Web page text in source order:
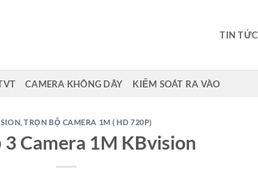
TIN TỨC
CAMERA KHÔNG DÂY KIỂM SOÁT RA VÀO
,TRỌN BỘ CAMERA 1M ( HD 720P)
3 Camera 1M KBvision